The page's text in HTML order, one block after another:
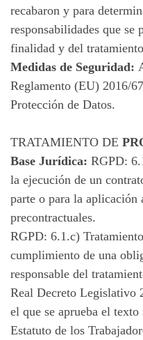
recabaron y para
responsabilidades que se
finalidad y del
Medidas de Seguridad:
Reglamento (EU) 2016/
Protección de Datos.
TRATAMIENTO DE
Base Jurídica: RGPD:
la ejecución de un
parte o para la aplicación
precontractuales.
RGPD: 6.1.c)
cumplimiento de una
responsable del
Real Decreto Legislativo
el que se aprueba el
Estatuto de los